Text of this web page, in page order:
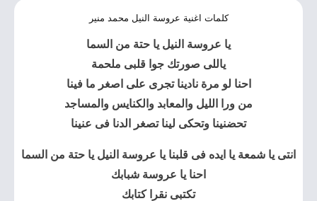
كلمات اغنية عروسة النيل محمد منير
يا عروسة النيل يا حتة من السما
ياللى صورتك جوا قلبى ملحمة
احنا لو مرة نادينا تجرى على اصغر ما فينا
من ورا الليل والمعابد والكنايس والمساجد
تحضنينا وتحكى لينا تصغر الدنا فى عنينا
انتى يا شمعة يا ايده فى قلبنا يا عروسة النيل يا حتة من السما
احنا يا عروسة شبابك
تكتبى نقرا كتابك